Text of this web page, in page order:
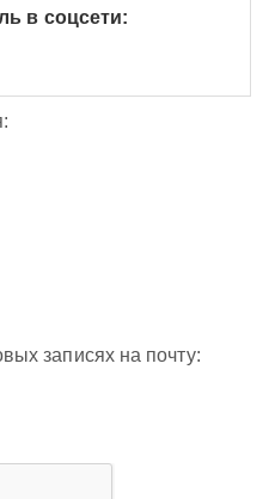
в соцсети:
записях на почту: